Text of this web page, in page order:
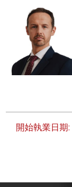
開始執業日期: